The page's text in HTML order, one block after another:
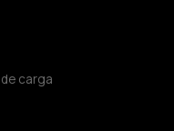
carga